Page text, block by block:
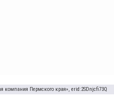
Пермского края», erid:2SDnjcfi73Q